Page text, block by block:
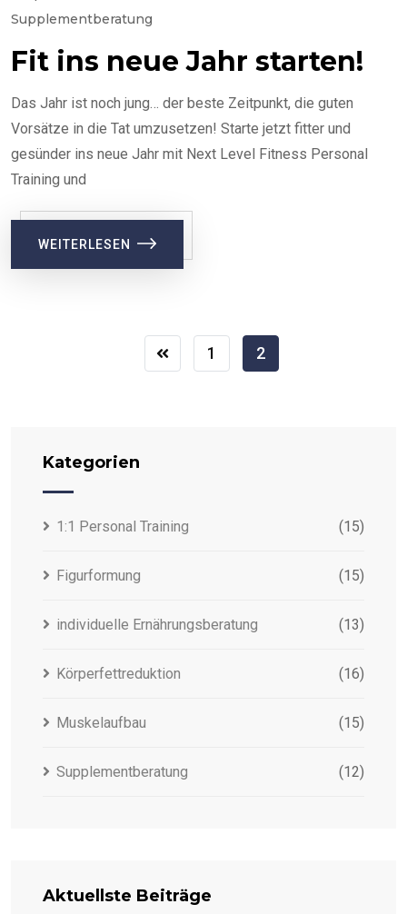
Supplementberatung
Fit ins neue Jahr starten!
Das Jahr ist noch jung… der beste Zeitpunkt, die guten
Vorsätze in die Tat umzusetzen! Starte jetzt fitter und
gesünder ins neue Jahr mit Next Level Fitness Personal
Training und
WEITERLESEN
1 2
Kategorien
1:1 Personal Training (15)
Figurformung (15)
individuelle Ernährungsberatung (13)
Körperfettreduktion (16)
Muskelaufbau (15)
Supplementberatung (12)
Aktuellste Beiträge